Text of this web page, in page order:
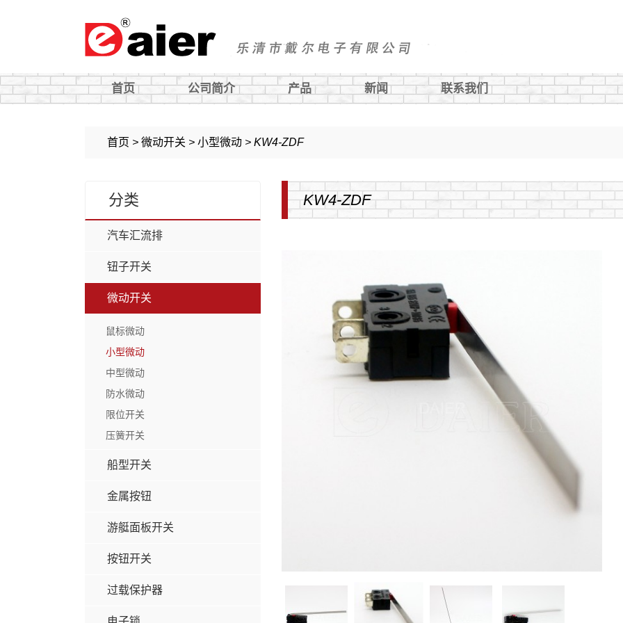
首页 公司简介 产品
钮子开关
船型开关
按钮开关
电子锁
旋钮
指示灯
新闻 联系我们
首页 > 微动开关 > 小型微动 > KW4-ZDF
分类
汽车汇流排
钮子开关
微动开关
鼠标微动
小型微动
中型微动
防水微动
限位开关
压簧开关
船型开关
金属按钮
游艇面板开关
按钮开关
过载保护器
KW4-ZDF